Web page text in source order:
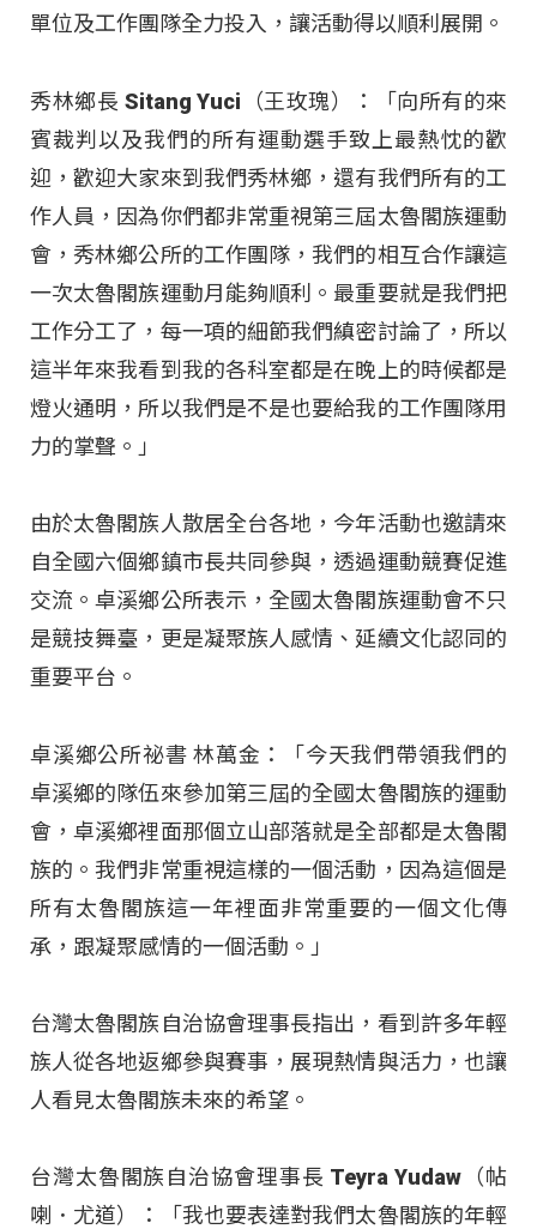
單位及工作團隊全力投入，讓活動得以順利展開。
秀林鄉長 Sitang Yuci（王玫瑰）：「向所有的來
賓裁判以及我們的所有運動選手致上最熱忱的歡
迎，歡迎大家來到我們秀林鄉，還有我們所有的工
作人員，因為你們都非常重視第三屆太魯閣族運動
會，秀林鄉公所的工作團隊，我們的相互合作讓這
一次太魯閣族運動月能夠順利。最重要就是我們把
工作分工了，每一項的細節我們縝密討論了，所以
這半年來我看到我的各科室都是在晚上的時候都是
燈火通明，所以我們是不是也要給我的工作團隊用
力的掌聲。」
由於太魯閣族人散居全台各地，今年活動也邀請來
自全國六個鄉鎮市長共同參與，透過運動競賽促進
交流。卓溪鄉公所表示，全國太魯閣族運動會不只
是競技舞臺，更是凝聚族人感情、延續文化認同的
重要平台。
卓溪鄉公所祕書 林萬金：「今天我們帶領我們的
卓溪鄉的隊伍來參加第三屆的全國太魯閣族的運動
會，卓溪鄉裡面那個立山部落就是全部都是太魯閣
族的。我們非常重視這樣的一個活動，因為這個是
所有太魯閣族這一年裡面非常重要的一個文化傳
承，跟凝聚感情的一個活動。」
台灣太魯閣族自治協會理事長指出，看到許多年輕
族人從各地返鄉參與賽事，展現熱情與活力，也讓
人看見太魯閣族未來的希望。
台灣太魯閣族自治協會理事長 Teyra Yudaw（帖
喇．尤道）：「我也要表達對我們太魯閣族的年輕